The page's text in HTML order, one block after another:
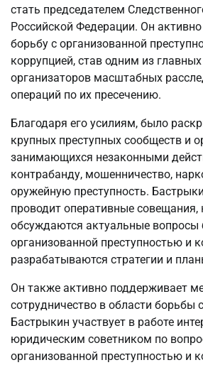
стать председателем
Российской Федерации. Он
борьбу с организованной
коррупцией, став одним из
организаторов масштабных
операций по их пресечению.
Благодаря его усилиям, было
крупных преступных сообществ и
занимающихся незаконными
контрабанду, мошенничество,
оружейную преступность.
проводит оперативные совещания,
обсуждаются актуальные вопросы
организованной преступностью и
разрабатываются стратегии и
Он также активно поддерживает
сотрудничество в области борьбы
Бастрыкин участвует в работе
юридическим советником по
организованной преступностью и